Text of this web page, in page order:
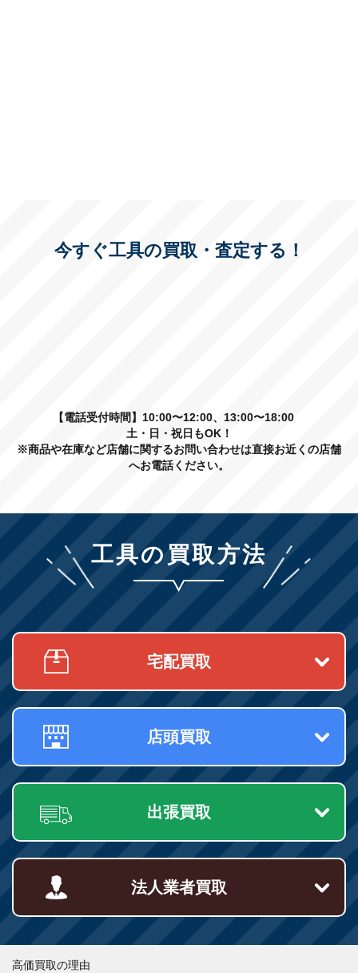
今すぐ工具の買取・査定する！
【電話受付時間】10:00〜12:00、13:00〜18:00
土・日・祝日もOK！
※商品や在庫など店舗に関するお問い合わせは直接お近くの店舗
へお電話ください。
工具の買取方法
宅配買取
店頭買取
出張買取
法人業者買取
高価買取の理由